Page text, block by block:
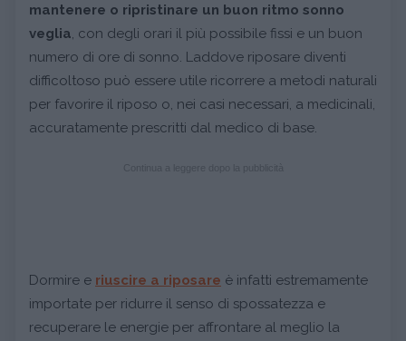
mantenere o ripristinare un buon ritmo sonno
veglia, con degli orari il più possibile fissi e un buon
numero di ore di sonno. Laddove riposare diventi
difficoltoso può essere utile ricorrere a metodi naturali
per favorire il riposo o, nei casi necessari, a medicinali,
accuratamente prescritti dal medico di base.
Dormire e riuscire a riposare è infatti estremamente
importate per ridurre il senso di spossatezza e
recuperare le energie per affrontare al meglio la